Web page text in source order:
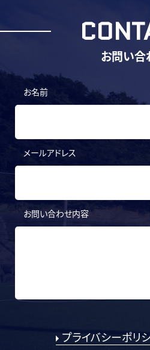
お問い合
お名前
メールアドレス
お問い合わせ内容
プライバシーポリ